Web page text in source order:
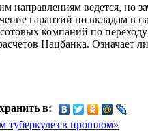
направлениям ведется, но
гарантий по вкладам в
компаний по
Нацбанка. Означает
в:
туберкулез в прошлом»